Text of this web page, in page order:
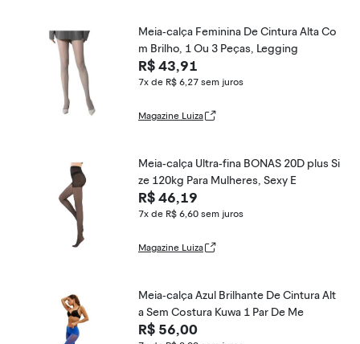
Meia-calça Feminina De Cintura Alta Co
m Brilho, 1 Ou 3 Peças, Legging
R$ 43,91
7x de R$ 6,27 sem juros
Magazine Luiza
Meia-calça Ultra-fina BONAS 20D plus Si
ze 120kg Para Mulheres, Sexy E
R$ 46,19
7x de R$ 6,60 sem juros
Magazine Luiza
Meia-calça Azul Brilhante De Cintura Alt
a Sem Costura Kuwa 1 Par De Me
R$ 56,00